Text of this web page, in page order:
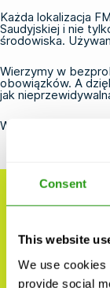
Consent
This website
We use cookies
provide social
Każda lokalizacja
Saudyjskiej i nie
środowiska.
Wierzymy w
obowiązków. A
jak
W FMTC nie tylko
świat,